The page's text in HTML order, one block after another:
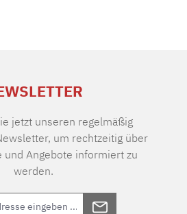
jetzt unseren regelmäßig
um rechtzeitig über
und Angebote informiert zu
werden.